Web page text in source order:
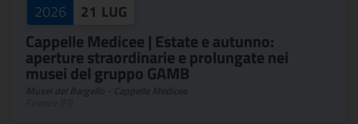
2026 21 LUG
Cappelle Medicee | Estate e autunno:
aperture straordinarie e prolungate nei
musei del gruppo GAMB